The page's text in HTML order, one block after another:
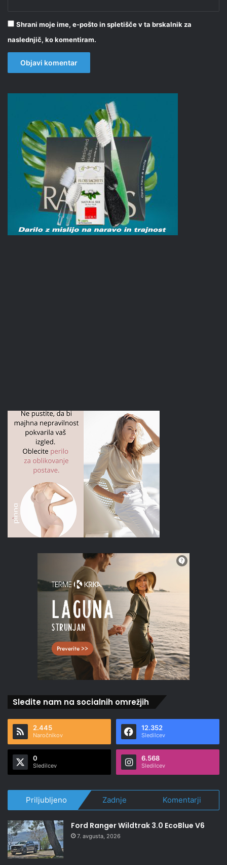
Shrani moje ime, e-pošto in spletišče v ta brskalnik za
naslednjič, ko komentiram.
Sledite nam na socialnih omrežjih
2.445
Naročnikov
12.352
Sledilcev
0
Sledilcev
6.568
Sledilcev
Priljubljeno Zadnje Komentarji
Ford Ranger Wildtrak 3.0 EcoBlue V6
7. avgusta, 2026